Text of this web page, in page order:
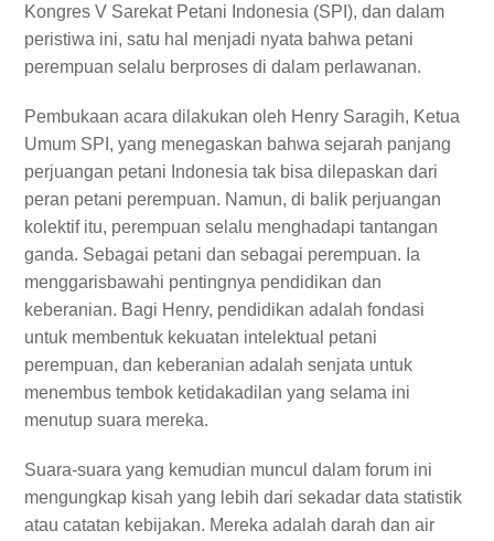
Kongres V Sarekat Petani Indonesia (SPI), dan dalam
peristiwa ini, satu hal menjadi nyata bahwa petani
perempuan selalu berproses di dalam perlawanan.
Pembukaan acara dilakukan oleh Henry Saragih, Ketua
Umum SPI, yang menegaskan bahwa sejarah panjang
perjuangan petani Indonesia tak bisa dilepaskan dari
peran petani perempuan. Namun, di balik perjuangan
kolektif itu, perempuan selalu menghadapi tantangan
ganda. Sebagai petani dan sebagai perempuan. Ia
menggarisbawahi pentingnya pendidikan dan
keberanian. Bagi Henry, pendidikan adalah fondasi
untuk membentuk kekuatan intelektual petani
perempuan, dan keberanian adalah senjata untuk
menembus tembok ketidakadilan yang selama ini
menutup suara mereka.
Suara-suara yang kemudian muncul dalam forum ini
mengungkap kisah yang lebih dari sekadar data statistik
atau catatan kebijakan. Mereka adalah darah dan air